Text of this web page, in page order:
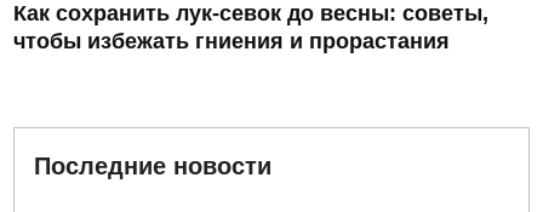
Как сохранить лук-севок до весны: советы,
чтобы избежать гниения и прорастания
Последние новости